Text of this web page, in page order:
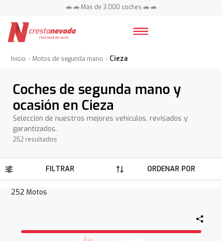
📍 Centros en toda España ⭐
Inicio Motos de segunda mano Cieza
Coches de segunda mano y
ocasión en Cieza
Selección de nuestros mejores vehículos, revisados y
garantizados.
252 resultados
FILTRAR ORDENAR POR
252 Motos